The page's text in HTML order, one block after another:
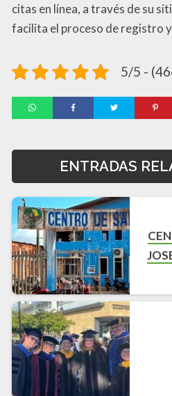
citas en línea, a través de su
facilita el proceso de registro
5/5 -
ENTRADAS